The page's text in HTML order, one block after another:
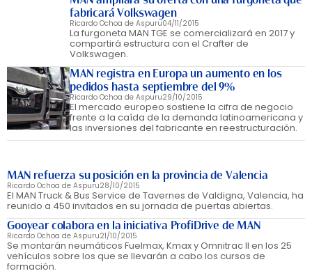
fabricará Volkswagen
Ricardo Ochoa de Aspuru04/11/2015
La furgoneta MAN TGE se comercializará en 2017 y
compartirá estructura con el Crafter de
Volkswagen.
MAN registra en Europa un aumento en los
pedidos hasta septiembre del 9%
Ricardo Ochoa de Aspuru29/10/2015
El mercado europeo sostiene la cifra de negocio
frente a la caída de la demanda latinoamericana y
las inversiones del fabricante en reestructuración.
MAN refuerza su posición en la provincia de Valencia
Ricardo Ochoa de Aspuru28/10/2015
El MAN Truck & Bus Service de Tavernes de Valdigna, Valencia, ha
reunido a 450 invitados en su jornada de puertas abiertas.
Gooyear colabora en la iniciativa ProfiDrive de MAN
Ricardo Ochoa de Aspuru21/10/2015
Se montarán neumáticos Fuelmax, Kmax y Omnitrac II en los 25
vehículos sobre los que se llevarán a cabo los cursos de
formación.